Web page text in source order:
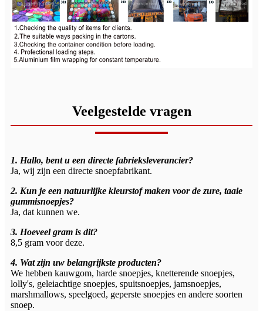
Veelgestelde vragen
1. Hallo, bent u een directe fabrieksleverancier?
Ja, wij zijn een directe snoepfabrikant.
2. Kun je een natuurlijke kleurstof maken voor de zure, taaie
gummisnoepjes?
Ja, dat kunnen we.
3. Hoeveel gram is dit?
8,5 gram voor deze.
4. Wat zijn uw belangrijkste producten?
We hebben kauwgom, harde snoepjes, knetterende snoepjes,
lolly's, geleiachtige snoepjes, spuitsnoepjes, jamsnoepjes,
marshmallows, speelgoed, geperste snoepjes en andere soorten
snoep.